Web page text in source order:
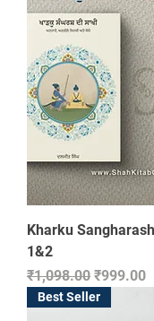
Kharku
1&2
Regular Price
₹1,098.00 Sale Price
₹999.00
Best Seller